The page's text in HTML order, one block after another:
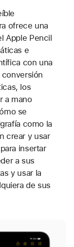
ofrece una
Apple Pencil
e
con una
los
a mano
se
como la
crear y usar
insertar
a sus
y usar la
de sus